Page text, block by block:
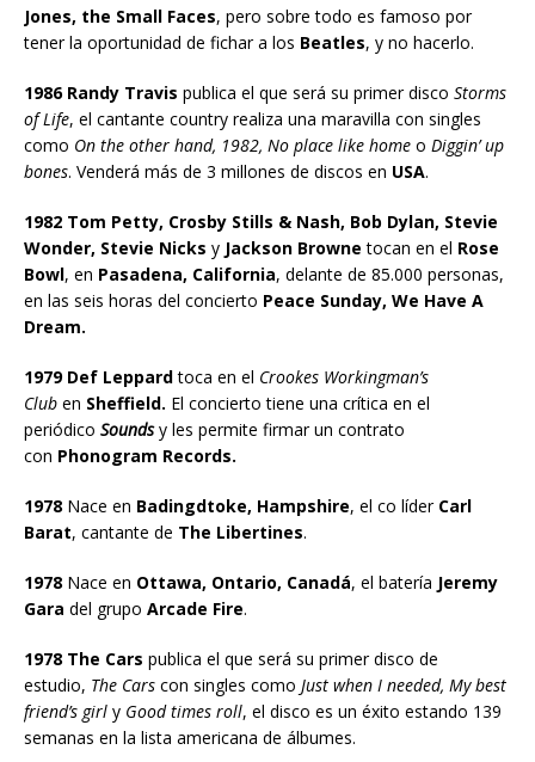
Jones, the Small Faces, pero sobre todo es famoso por
tener la oportunidad de fichar a los Beatles, y no hacerlo.
1986 Randy Travis publica el que será su primer disco Storms
of Life, el cantante country realiza una maravilla con singles
como On the other hand, 1982, No place like home o Diggin’ up
bones. Venderá más de 3 millones de discos en USA.
1982 Tom Petty, Crosby Stills & Nash, Bob Dylan, Stevie
Wonder, Stevie Nicks y Jackson Browne tocan en el Rose
Bowl, en Pasadena, California, delante de 85.000 personas,
en las seis horas del concierto Peace Sunday, We Have A
Dream.
1979 Def Leppardtoca en el Crookes Workingman’s
Club en Sheffield. El concierto tiene una crítica en el
periódico Sounds y les permite firmar un contrato
con Phonogram Records.
1978 Nace en Badingdtoke, Hampshire, el co líder Carl
Barat, cantante de The Libertines.
1978 Nace en Ottawa, Ontario, Canadá, el batería Jeremy
Gara del grupo Arcade Fire.
1978 The Cars publica el que será su primer disco de
estudio, The Cars con singles como Just when I needed, My best
friend’s girl y Good times roll, el disco es un éxito estando 139
semanas en la lista americana de álbumes.